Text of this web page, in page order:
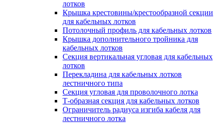
лотков
Крышка крестовины/крестообразной секции
для кабельных лотков
Потолочный профиль для кабельных лотков
Крышка дополнительного тройника для
кабельных лотков
Секция вертикальная угловая для кабельных
лотков
Перекладина для кабельных лотков
лестничного типа
Секция угловая для проволочного лотка
Т-образная секция для кабельных лотков
Ограничитель радиуса изгиба кабеля для
лестничного лотка